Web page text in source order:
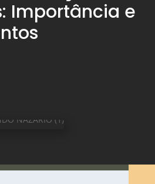
Importância e